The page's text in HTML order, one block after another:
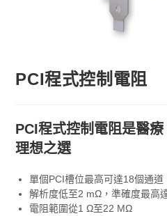
PCI程式控制電阻
PCI程式控制電阻是醫
理想之選
單個PCI槽位最高可達18個通道
解析度低至2 mΩ，準確度最高
電阻範圍從1 Ω至22 MΩ